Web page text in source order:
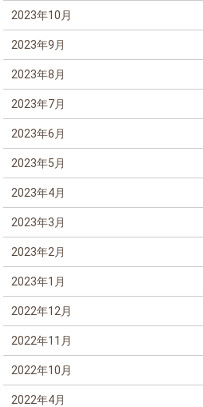
2023年10月
2023年9月
2023年8月
2023年7月
2023年6月
2023年5月
2023年4月
2023年3月
2023年2月
2023年1月
2022年12月
2022年11月
2022年10月
2022年4月